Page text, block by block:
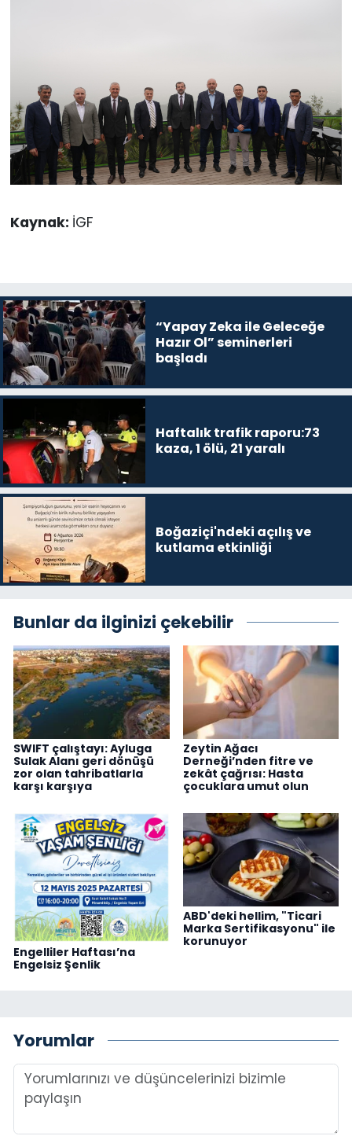
Kaynak: İGF
“Yapay Zeka ile Geleceğe
Hazır Ol” seminerleri
başladı
Haftalık trafik raporu:73
kaza, 1 ölü, 21 yaralı
Boğaziçi'ndeki açılış ve
kutlama etkinliği
Bunlar da ilginizi çekebilir
SWIFT çalıştayı: Ayluga
Sulak Alanı geri dönüşü
zor olan tahribatlarla
karşı karşıya
Zeytin Ağacı
Derneği’nden fitre ve
zekât çağrısı: Hasta
çocuklara umut olun
Engelliler Haftası’na
Engelsiz Şenlik
ABD'deki hellim, "Ticari
Marka Sertifikasyonu" ile
korunuyor
Yorumlar